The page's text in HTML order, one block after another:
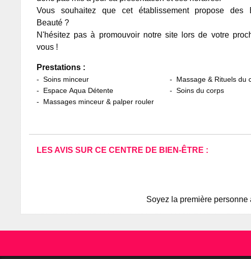
Vous souhaitez que cet établissement propose des
Beauté ?
N'hésitez pas à promouvoir notre site lors de votre
vous !
Prestations :
Soins minceur
Espace Aqua Détente
Massages minceur & palper rouler
Massage & Rituels du
Soins du corps
LES AVIS SUR CE CENTRE DE BIEN-ÊTRE :
Soyez la première personne